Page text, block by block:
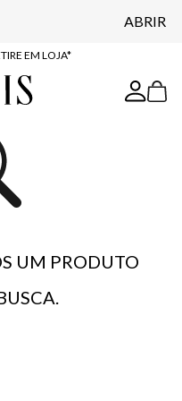
ABRIR
COMPRA*
EM LOJA*
COMPRA*
UM PRODUTO